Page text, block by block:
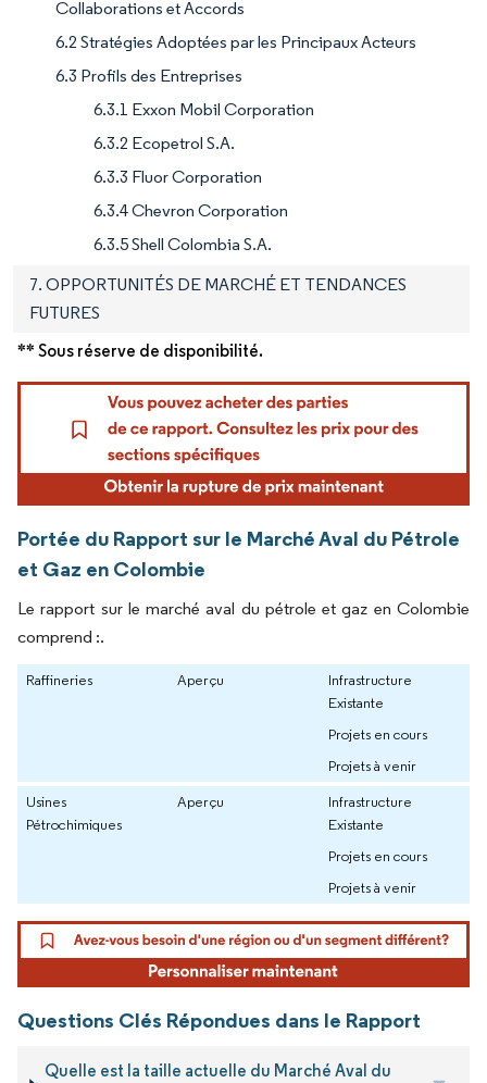
Collaborations et Accords
6.2 Stratégies Adoptées par les Principaux Acteurs
6.3 Profils des Entreprises
6.3.1 Exxon Mobil Corporation
6.3.2 Ecopetrol S.A.
6.3.3 Fluor Corporation
6.3.4 Chevron Corporation
6.3.5 Shell Colombia S.A.
7. OPPORTUNITÉS DE MARCHÉ ET TENDANCES
FUTURES
** Sous réserve de disponibilité.
Portée du Rapport sur le Marché Aval du Pétrole
et Gaz en Colombie
Le rapport sur le marché aval du pétrole et gaz en Colombie
comprend :.
Raffineries Aperçu
Infrastructure
Existante
Projets en cours
Projets à venir
Usines
Pétrochimiques
Aperçu
Infrastructure
Existante
Projets en cours
Projets à venir
Questions Clés Répondues dans le Rapport
Quelle est la taille actuelle du Marché Aval du